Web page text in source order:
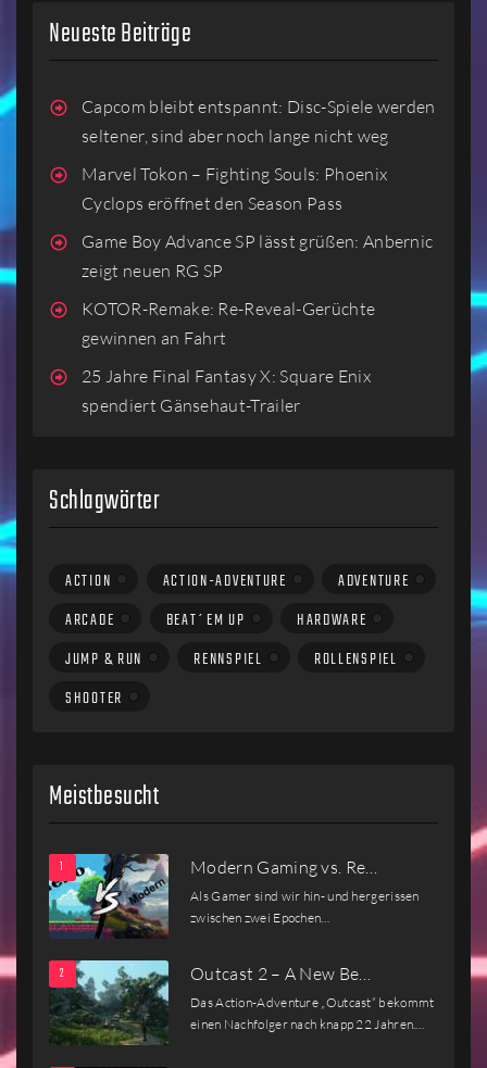
Neueste Beiträge
Capcom bleibt entspannt: Disc-Spiele werden
seltener, sind aber noch lange nicht weg
Marvel Tokon – Fighting Souls: Phoenix
Cyclops eröffnet den Season Pass
Game Boy Advance SP lässt grüßen: Anbernic
zeigt neuen RG SP
KOTOR-Remake: Re-Reveal-Gerüchte
gewinnen an Fahrt
25 Jahre Final Fantasy X: Square Enix
spendiert Gänsehaut-Trailer
Schlagwörter
ACTION ACTION-ADVENTURE
ADVENTURE
ARCADE
BEAT´EM UP
HARDWARE
JUMP & RUN
RENNSPIEL
ROLLENSPIEL
SHOOTER
Meistbesucht
Modern Gaming vs. Re…
Als Gamer sind wir hin- und hergerissen
zwischen zwei Epochen…
Outcast 2 – A New Be…
Das Action-Adventure „Outcast“ bekommt
einen Nachfolger nach knapp 22 Jahren.…